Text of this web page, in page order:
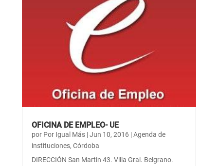
OFICINA DE EMPLEO- UE
por Por Igual Más|Jun 10, 2016 |Agenda de
instituciones, Córdoba
DIRECCIÓN San Martin 43. Villa Gral. Belgrano.